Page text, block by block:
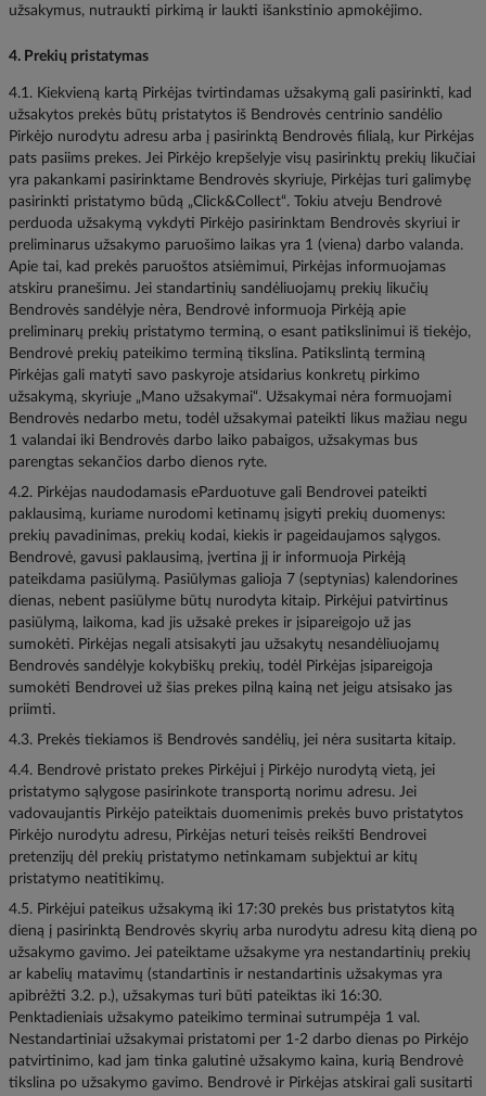
užsakymus, nutraukti pirkimą ir laukti išankstinio apmokėjimo.
4. Prekių pristatymas
4.1. Kiekvieną kartą Pirkėjas tvirtindamas užsakymą gali pasirinkti, kad
užsakytos prekės būtų pristatytos iš Bendrovės centrinio sandėlio
Pirkėjo nurodytu adresu arba į pasirinktą Bendrovės filialą, kur Pirkėjas
pats pasiims prekes. Jei Pirkėjo krepšelyje visų pasirinktų prekių likučiai
yra pakankami pasirinktame Bendrovės skyriuje, Pirkėjas turi galimybę
pasirinkti pristatymo būdą „Click&Collect“. Tokiu atveju Bendrovė
perduoda užsakymą vykdyti Pirkėjo pasirinktam Bendrovės skyriui ir
preliminarus užsakymo paruošimo laikas yra 1 (viena) darbo valanda.
Apie tai, kad prekės paruoštos atsiėmimui, Pirkėjas informuojamas
atskiru pranešimu. Jei standartinių sandėliuojamų prekių likučių
Bendrovės sandėlyje nėra, Bendrovė informuoja Pirkėją apie
preliminarų prekių pristatymo terminą, o esant patikslinimui iš tiekėjo,
Bendrovė prekių pateikimo terminą tikslina. Patikslintą terminą
Pirkėjas gali matyti savo paskyroje atsidarius konkretų pirkimo
užsakymą, skyriuje „Mano užsakymai“. Užsakymai nėra formuojami
Bendrovės nedarbo metu, todėl užsakymai pateikti likus mažiau negu
1 valandai iki Bendrovės darbo laiko pabaigos, užsakymas bus
parengtas sekančios darbo dienos ryte.
4.2. Pirkėjas naudodamasis eParduotuve gali Bendrovei pateikti
paklausimą, kuriame nurodomi ketinamų įsigyti prekių duomenys:
prekių pavadinimas, prekių kodai, kiekis ir pageidaujamos sąlygos.
Bendrovė, gavusi paklausimą, įvertina jį ir informuoja Pirkėją
pateikdama pasiūlymą. Pasiūlymas galioja 7 (septynias) kalendorines
dienas, nebent pasiūlyme būtų nurodyta kitaip. Pirkėjui patvirtinus
pasiūlymą, laikoma, kad jis užsakė prekes ir įsipareigojo už jas
sumokėti. Pirkėjas negali atsisakyti jau užsakytų nesandėliuojamų
Bendrovės sandėlyje kokybiškų prekių, todėl Pirkėjas įsipareigoja
sumokėti Bendrovei už šias prekes pilną kainą net jeigu atsisako jas
priimti.
4.3. Prekės tiekiamos iš Bendrovės sandėlių, jei nėra susitarta kitaip.
4.4. Bendrovė pristato prekes Pirkėjui į Pirkėjo nurodytą vietą, jei
pristatymo sąlygose pasirinkote transportą norimu adresu. Jei
vadovaujantis Pirkėjo pateiktais duomenimis prekės buvo pristatytos
Pirkėjo nurodytu adresu, Pirkėjas neturi teisės reikšti Bendrovei
pretenzijų dėl prekių pristatymo netinkamam subjektui ar kitų
pristatymo neatitikimų.
4.5. Pirkėjui pateikus užsakymą iki 17:30 prekės bus pristatytos kitą
dieną į pasirinktą Bendrovės skyrių arba nurodytu adresu kitą dieną po
užsakymo gavimo. Jei pateiktame užsakyme yra nestandartinių prekių
ar kabelių matavimų (standartinis ir nestandartinis užsakymas yra
apibrėžti 3.2. p.), užsakymas turi būti pateiktas iki 16:30.
Penktadieniais užsakymo pateikimo terminai sutrumpėja 1 val.
Nestandartiniai užsakymai pristatomi per 1-2 darbo dienas po Pirkėjo
patvirtinimo, kad jam tinka galutinė užsakymo kaina, kurią Bendrovė
tikslina po užsakymo gavimo. Bendrovė ir Pirkėjas atskirai gali susitarti